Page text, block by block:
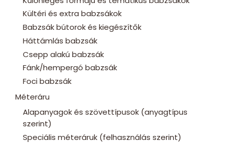
Kültéri és extra babzsákok
Babzsák bútorok és kiegészítők
Háttámlás babzsák
Csepp alakú babzsák
Fánk/hempergó babzsák
Foci babzsák
Méteráru
Alapanyagok és szövettípusok (anyagtípus
szerint)
Speciális méteráruk (felhasználás szerint)